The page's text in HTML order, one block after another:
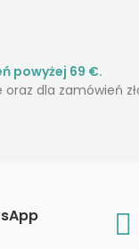
powyżej 69 €.
dla zamówień